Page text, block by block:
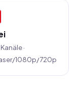
·
1080p/720p